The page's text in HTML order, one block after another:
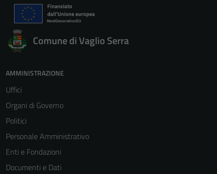
Comune di Vaglio Serra
AMMINISTRAZIONE
Uffici
Organi di Governo
Politici
Personale Amministrativo
Enti e Fondazioni
Documenti e Dati